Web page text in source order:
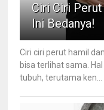
Ciri Ciri
Ini Bedanya!
Ciri ciri perut hamil
bisa terlihat sama.
tubuh, terutama ken...